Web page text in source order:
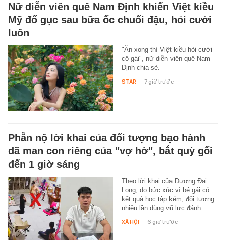
Nữ diễn viên quê Nam Định khiến Việt kiều
Mỹ đổ gục sau bữa ốc chuối đậu, hỏi cưới
luôn
"Ăn xong thì Việt kiều hỏi cưới
cô gái", nữ diễn viên quê Nam
Định chia sẻ.
STAR - 7 giờ trước
Phẫn nộ lời khai của đối tượng bạo hành
dã man con riêng của "vợ hờ", bắt quỳ gối
đến 1 giờ sáng
Theo lời khai của Dương Đại
Long, do bức xúc vì bé gái có
kết quả học tập kém, đối tượng
nhiều lần dùng vũ lực đánh…
XÃ HỘI - 6 giờ trước